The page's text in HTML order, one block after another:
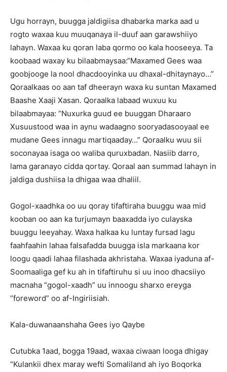
Ugu horrayn, buugga jaldigiisa dhabarka marka aad u
rogto waxaa kuu muuqanaya il-duuf aan garawshiiyo
lahayn. Waxaa ku qoran laba qormo oo kala hooseeya. Ta
koobaad waxay ku bilaabmaysaa:“Maxamed Gees waa
goobjooge la nool dhacdooyinka uu dhaxal-dhitaynayo…”
Qoraalkaas oo aan taf dheerayn waxa ku suntan Maxamed
Baashe Xaaji Xasan. Qoraalka labaad wuxuu ku
bilaabmayaa: “Nuxurka guud ee buuggan Dharaaro
Xusuustood waa in aynu wadaagno sooryadasooyaal ee
mudane Gees innagu martiqaaday…” Qoraalku wuu sii
soconayaa isaga oo waliba quruxbadan. Nasiib darro,
lama garanayo cidda qortay. Qoraal aan summad lahayn in
jaldiga dushiisa la dhigaa waa dhaliil.
Gogol-xaadhka oo uu qoray tifaftiraha buuggu waa mid
kooban oo aan ka turjumayn baaxadda iyo culayska
buuggu leeyahay. Waxa halkaa ku luntay fursad lagu
faahfaahin lahaa falsafadda buugga isla markaana kor
loogu qaadi lahaa filashada akhristaha. Waxaa iyaduna af-
Soomaaliga gef ku ah in tifaftiruhu si uu inoo dhacsiiyo
macnaha “gogol-xaadh” uu innoogu sharxo ereyga
“foreword” oo af-Ingiriisiah.
Kala-duwanaanshaha Gees iyo Qaybe
Cutubka 1aad, bogga 19aad, waxaa ciwaan looga dhigay
“Kulankii dhex maray wefti Somaliland ah iyo Boqorka